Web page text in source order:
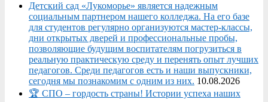
Детский сад «Лукоморье» является надежным
социальным партнером нашего колледжа. На его базе
для студентов регулярно организуются мастер-классы,
дни открытых дверей и профессиональные пробы,
позволяющие будущим воспитателям погрузиться в
реальную практическую среду и перенять опыт лучших
педагогов. Среди педагогов есть и наши выпускники,
сегодня мы познакомим с одним из них. 10.08.2026
🏆 СПО – гордость страны! Истории успеха наших